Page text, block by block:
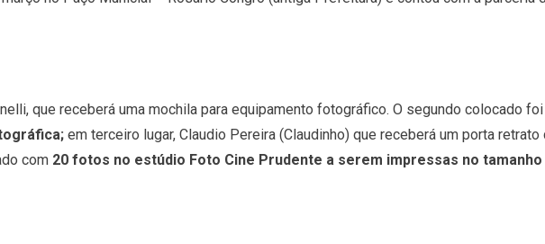
que receberá uma mochila para equipamento fotográfico. O segundo colocado
em terceiro lugar, Claudio Pereira (Claudinho) que receberá um porta
com 20 fotos no estúdio Foto Cine Prudente a serem impressas no tamanho